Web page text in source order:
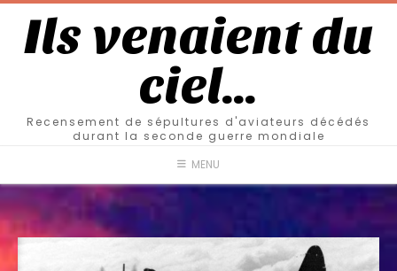
Ils venaient du
ciel…
Recensement de sépultures d'aviateurs décédés
durant la seconde guerre mondiale
MENU